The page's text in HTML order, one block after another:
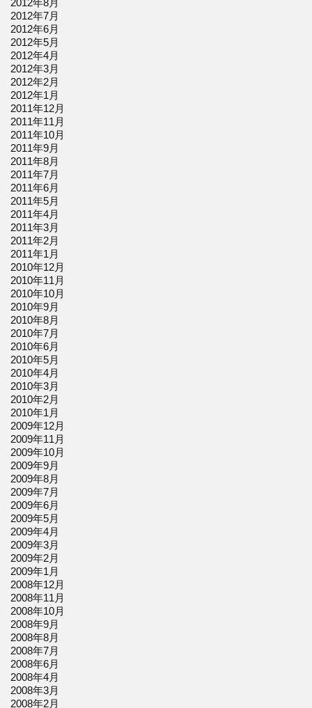
2012年8月
2012年7月
2012年6月
2012年5月
2012年4月
2012年3月
2012年2月
2012年1月
2011年12月
2011年11月
2011年10月
2011年9月
2011年8月
2011年7月
2011年6月
2011年5月
2011年4月
2011年3月
2011年2月
2011年1月
2010年12月
2010年11月
2010年10月
2010年9月
2010年8月
2010年7月
2010年6月
2010年5月
2010年4月
2010年3月
2010年2月
2010年1月
2009年12月
2009年11月
2009年10月
2009年9月
2009年8月
2009年7月
2009年6月
2009年5月
2009年4月
2009年3月
2009年2月
2009年1月
2008年12月
2008年11月
2008年10月
2008年9月
2008年8月
2008年7月
2008年6月
2008年4月
2008年3月
2008年2月